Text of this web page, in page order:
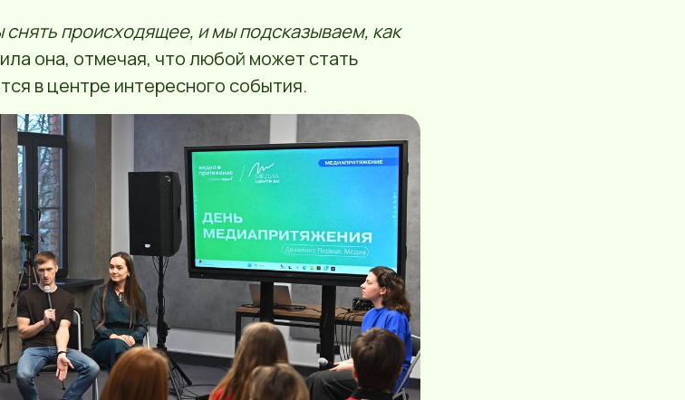
снять происходящее, и мы подсказываем, как
она, отмечая, что любой может стать
в центре интересного события.